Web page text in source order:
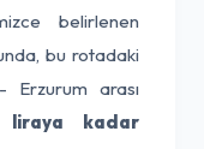
belirlenen
bu rotadaki
Erzurum arası
liraya kadar